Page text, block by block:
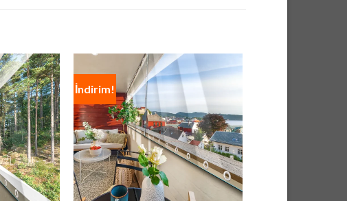
İndirim!